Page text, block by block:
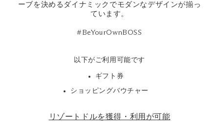
ーブを決めるダイナミックでモダンなデザインが揃っ
ています。
#BeYourOwnBOSS
以下がご利用可能です
ギフト券
ショッピングバウチャー
リゾートドルを獲得・利用が可能